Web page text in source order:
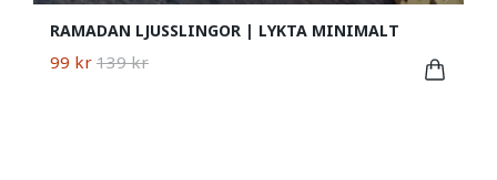
RAMADAN LJUSSLINGOR | LYKTA MINIMALT
99 kr 139 kr